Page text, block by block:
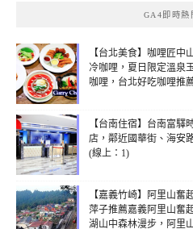
GA4即時熱
【台北美食】咖哩匠中
冷咖哩，夏日限定溫泉
咖哩，台北好吃咖哩推
【台南住宿】台南富驛
店，鄰近國華街、海安
(線上：1)
【嘉義竹崎】阿里山奮
萍子推薦嘉義阿里山奮
湖山中森林漫步，阿里